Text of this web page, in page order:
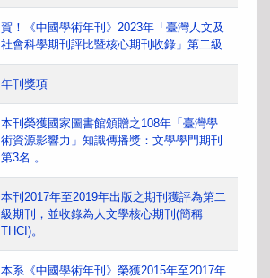
賀！《中國學術年刊》2023年「臺灣人文及
社會科學期刊評比暨核心期刊收錄」第二級
年刊獎項
本刊榮獲國家圖書館頒贈之108年「臺灣學
術資源影響力」知識傳播獎：文學學門期刊
第3名 。
本刊2017年至2019年出版之期刊獲評為第二
級期刊，並收錄為人文學核心期刊(簡稱
THCI)。
本系《中國學術年刊》榮獲2015年至2017年